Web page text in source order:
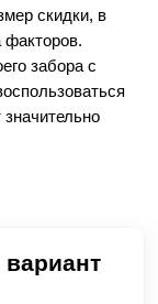
скидки, в
факторов.
забора с
значительно